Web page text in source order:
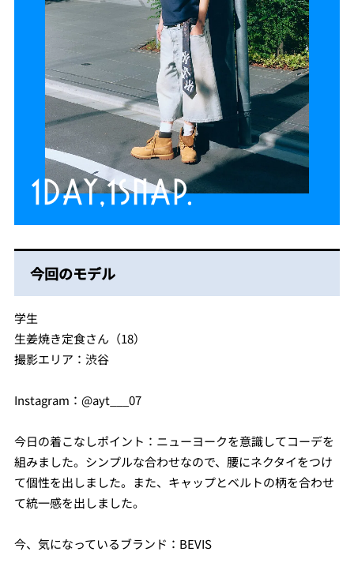
今回のモデル
学生
生姜焼き定食さん（18）
撮影エリア：渋谷
Instagram：@ayt___07
今日の着こなしポイント：ニューヨークを意識してコーデを
組みました。シンプルな合わせなので、腰にネクタイをつけ
て個性を出しました。また、キャップとベルトの柄を合わせ
て統一感を出しました。
今、気になっているブランド：BEVIS